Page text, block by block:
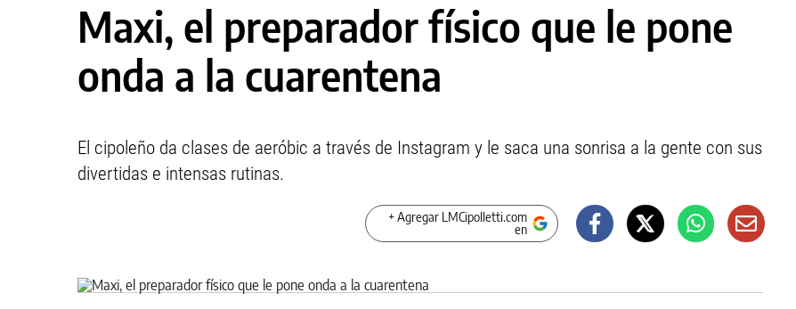
Maxi, el preparador físico que le pone
onda a la cuarentena
El cipoleño da clases de aeróbic a través de Instagram y le saca una sonrisa a la gente con sus
divertidas e intensas rutinas.
+ Agregar LMCipolletti.com
en